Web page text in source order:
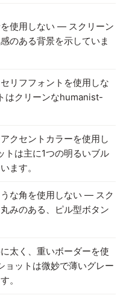
使用しない — スクリーン
のある背景を示していま
リフフォントを使用しな
はクリーンなhumanist-
クセントカラーを使用し
は主に1つの明るいブル
ます。
な角を使用しない — スク
みのある、ピル型ボタン
太く、重いボーダーを使
ットは微妙で薄いグレー
。